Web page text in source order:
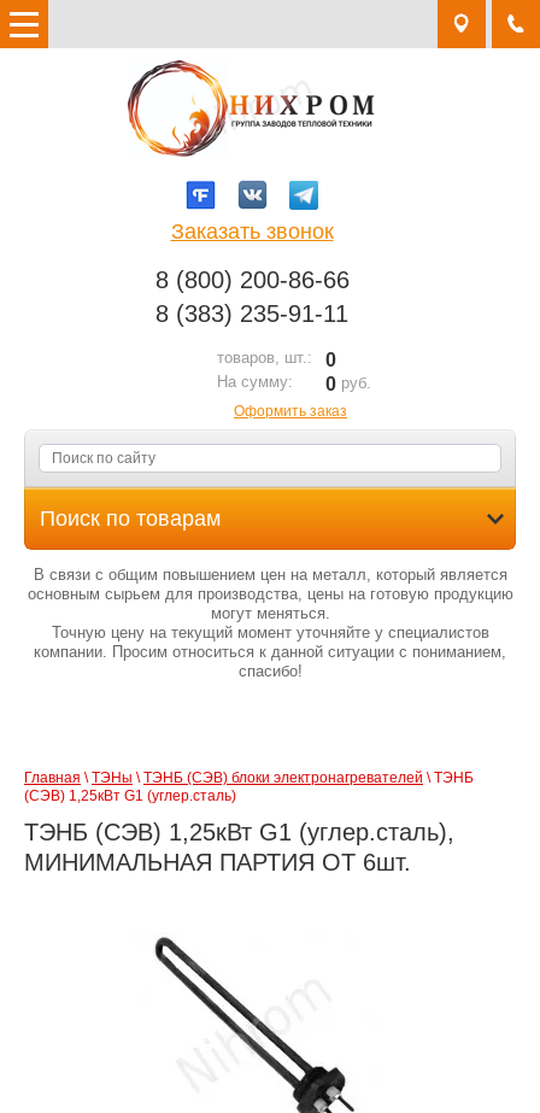
Заказать звонок
8 (800) 200-86-66
8 (383) 235-91-11
товаров, шт.: 0
На сумму: 0 руб.
Оформить заказ
Поиск по товарам
В связи с общим повышением цен на металл, который является
основным сырьем для производства, цены на готовую продукцию
могут меняться.
Точную цену на текущий момент уточняйте у специалистов
компании. Просим относиться к данной ситуации с пониманием,
спасибо!
Главная \ ТЭНы \ ТЭНБ (СЭВ) блоки электронагревателей \ ТЭНБ
(СЭВ) 1,25кВт G1 (углер.сталь)
ТЭНБ (СЭВ) 1,25кВт G1 (углер.сталь),
МИНИМАЛЬНАЯ ПАРТИЯ ОТ 6шт.